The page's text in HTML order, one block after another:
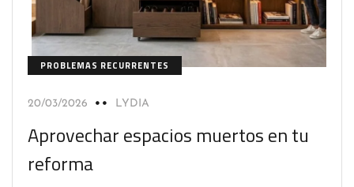
PROBLEMAS RECURRENTES
20/03/2026 LYDIA
Aprovechar espacios muertos en tu
reforma